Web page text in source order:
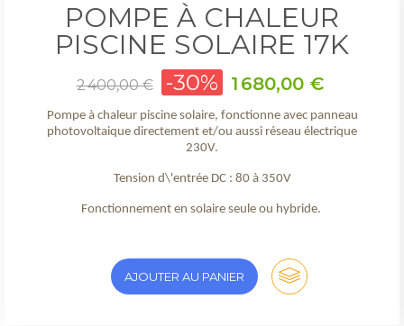
POMPE À CHALEUR
PISCINE SOLAIRE 17K
Prix
de
2 400,00 € -30% Prix
1 680,00 €
Pompe à chaleur piscine solaire, fonctionne avec panneau
photovoltaique directement et/ou aussi réseau électrique
230V.
Tension d\'entrée DC : 80 à 350V
Fonctionnement en solaire seule ou hybride.
AJOUTER AU PANIER